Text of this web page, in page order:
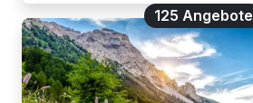
125 Angebote